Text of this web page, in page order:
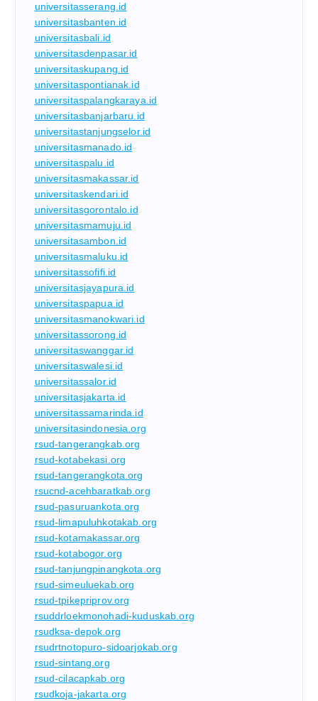
universitasserang.id
universitasbanten.id
universitasbali.id
universitasdenpasar.id
universitaskupang.id
universitaspontianak.id
universitaspalangkaraya.id
universitasbanjarbaru.id
universitastanjungselor.id
universitasmanado.id
universitaspalu.id
universitasmakassar.id
universitaskendari.id
universitasgorontalo.id
universitasmamuju.id
universitasambon.id
universitasmaluku.id
universitassofifi.id
universitasjayapura.id
universitaspapua.id
universitasmanokwari.id
universitassorong.id
universitaswanggar.id
universitaswalesi.id
universitassalor.id
universitasjakarta.id
universitassamarinda.id
universitasindonesia.org
rsud-tangerangkab.org
rsud-kotabekasi.org
rsud-tangerangkota.org
rsucnd-acehbaratkab.org
rsud-pasuruankota.org
rsud-limapuluhkotakab.org
rsud-kotamakassar.org
rsud-kotabogor.org
rsud-tanjungpinangkota.org
rsud-simeuluekab.org
rsud-tpikepriprov.org
rsuddrloekmonohadi-kuduskab.org
rsudksa-depok.org
rsudrtnotopuro-sidoarjokab.org
rsud-sintang.org
rsud-cilacapkab.org
rsudkoja-jakarta.org